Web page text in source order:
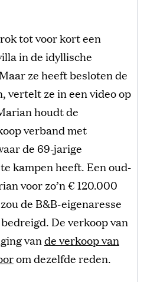
tot voor kort een
in de idyllische
ze heeft besloten de
vertelt ze in een video op
houdt de
verband met
de 69-jarige
kampen heeft. Een oud-
voor zo’n € 120.000
de B&B-eigenaresse
De verkoop van
vande verkoop van
om dezelfde reden.